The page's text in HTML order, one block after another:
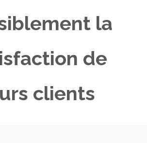
la
de
clients